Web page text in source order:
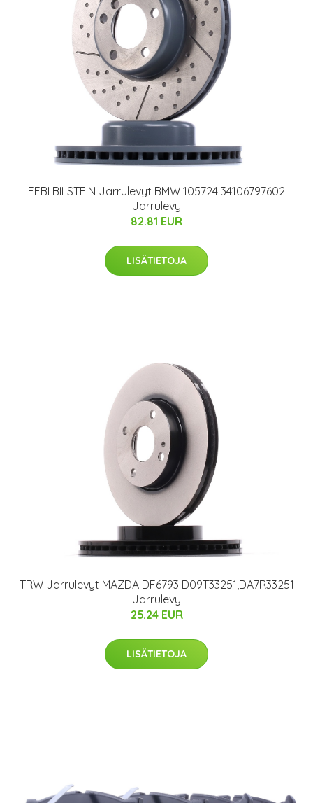
FEBI BILSTEIN Jarrulevyt BMW 105724 34106797602
Jarrulevy
82.81 EUR
LISÄTIETOJA
TRW Jarrulevyt MAZDA DF6793 D09T33251,DA7R33251
Jarrulevy
25.24 EUR
LISÄTIETOJA